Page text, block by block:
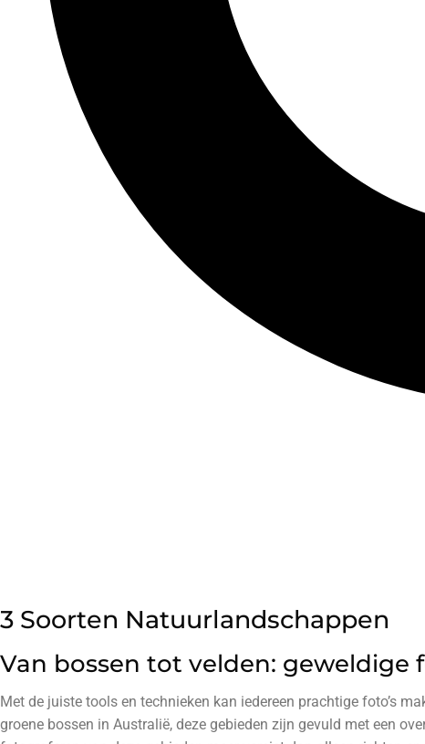
3 Soorten Natuurlandschappen
Van bossen tot velden: geweldige
Met de juiste tools en technieken kan iedereen prachtige foto’s
groene bossen in Australië, deze gebieden zijn gevuld met een